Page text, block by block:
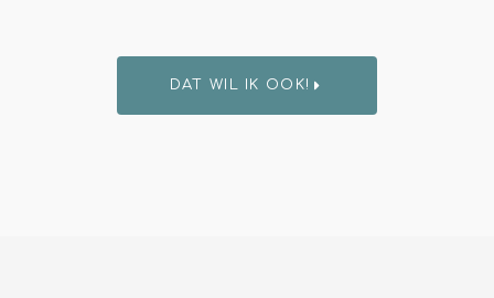
DAT WIL IK OOK!